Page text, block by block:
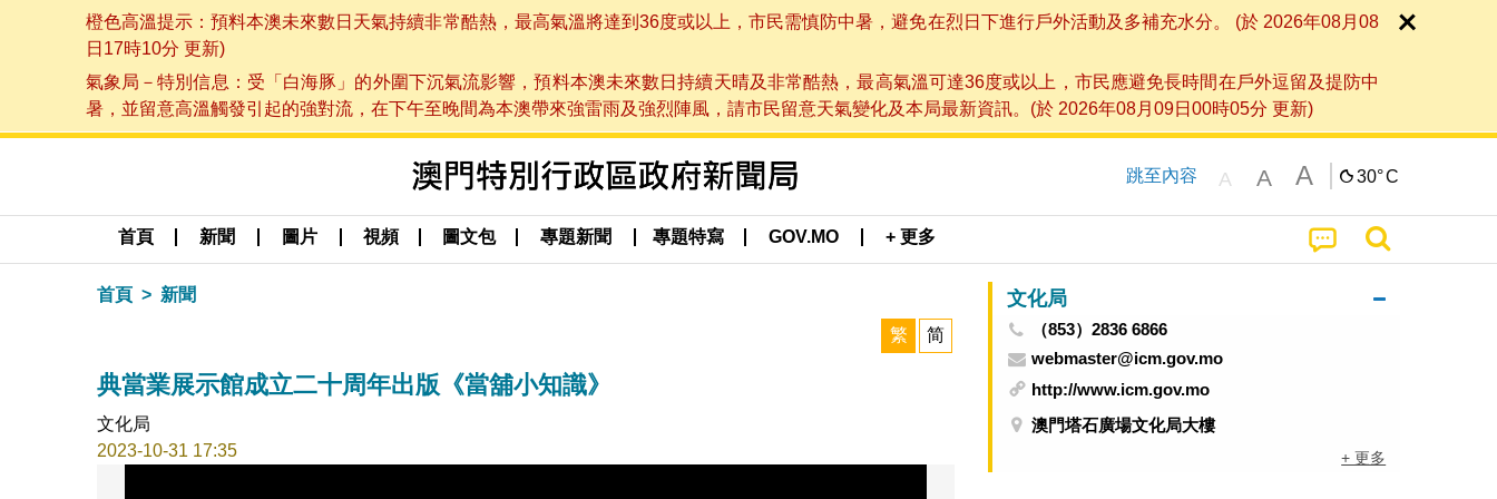
橙色高溫提示：預料本澳未來數日天氣持續非常酷熱，最高氣溫將達到36度或以上，市民需慎防中暑，避免在烈日下進行戶外活動及多補充水分。 (於 2026年08月08
日17時10分 更新)
氣象局－特別信息：受「白海豚」的外圍下沉氣流影響，預料本澳未來數日持續天晴及非常酷熱，最高氣溫可達36度或以上，市民應避免長時間在戶外逗留及提防中
暑，並留意高溫觸發引起的強對流，在下午至晚間為本澳帶來強雷雨及強烈陣風，請市民留意天氣變化及本局最新資訊。(於 2026年08月09日00時05分 更新)
跳至內容 A A A 30°C
首頁 新聞 圖片 視頻 圖文包 專題新聞 專題特寫 GOV.MO + 更多
首頁 新聞
繁 简
典當業展示館成立二十周年出版《當舖小知識》
文化局
2023-10-31 17:35
文化局
（853）2836 6866
webmaster@icm.gov.mo
http://www.icm.gov.mo
澳門塔石廣場文化局大樓
+ 更多